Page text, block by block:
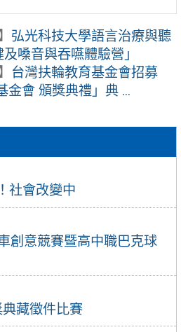
社會改變中
創意競賽暨高中職巴克球
典藏徵件比賽
弘光科技大學語言治療與聽
嗓音與吞嚥體驗營」
台灣扶輪教育基金會招募
金會 頒獎典禮」典 ...